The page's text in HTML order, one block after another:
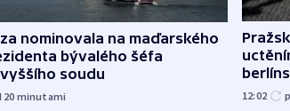
nominovala na maďarského
bývalého šéfa
soudu
20 minutami 12:02